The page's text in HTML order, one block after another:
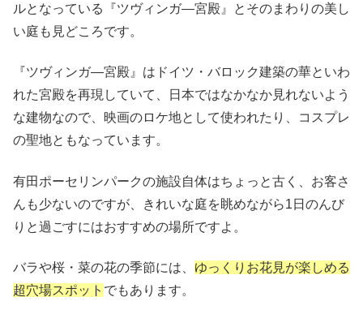
ルとなっている『ツヴィンガ―宮殿』とそのまわりの美し
い庭も見どころです。
『ツヴィンガ―宮殿』はドイツ・バロック建築の華といわ
れた宮殿を再現していて、日本ではなかなか見れないよう
な建物なので、映画のロケ地として使われたり、コスプレ
の聖地ともなっています。
有田ポーセリンパークの施設自体はちょっと古く、お客さ
んも少ないのですが、きれいな庭を眺めながら1日のんび
りと過ごすにはおすすめの場所ですよ。
バラや桜・菜の花の季節には、 ゆっくりお花見が楽しめる
超穴場スポット でもあります。